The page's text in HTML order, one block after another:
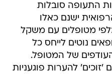
התעופה סובלות
ישנם כאלו
מטופלים עם משקל
נוטים לייחס כל
של המטופל.
להערות פוגעניות